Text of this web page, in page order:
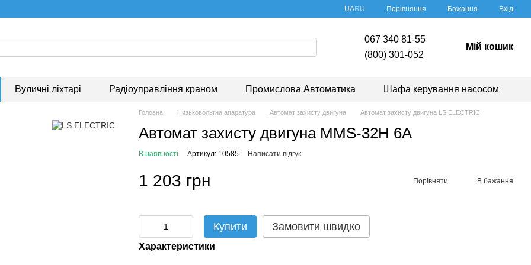
UARU Порівняння Бажання Вхід
067 340 81-55
(800) 301-052
Мій кошик
Вуличні ліхтарі Радіоуправління краном Промислова Автоматика Шафа керування насосом
Головна Низьковольтна апаратура Автомат захисту двигуна Автомат захисту двигуна LS ELECTRIC
Автомат захисту двигуна MMS-32H 6A
В наявності Артикул: 10585 Написати відгук
1 203 грн Порівняти В бажання
Купити Замовити швидко
Характеристики